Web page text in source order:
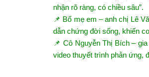
nhận rõ ràng, có chiều sâu”.
📌 Bố mẹ em – anh chị Lê
dẫn chứng đời sống, khiến
📌 Cô Nguyễn Thị Bích –
video thuyết trình phản ứng,